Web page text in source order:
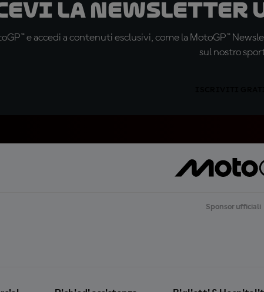
la newsletter
e accedi a contenuti esclusivi, come la MotoGP™
sul nostro
Sponsor ufficiali